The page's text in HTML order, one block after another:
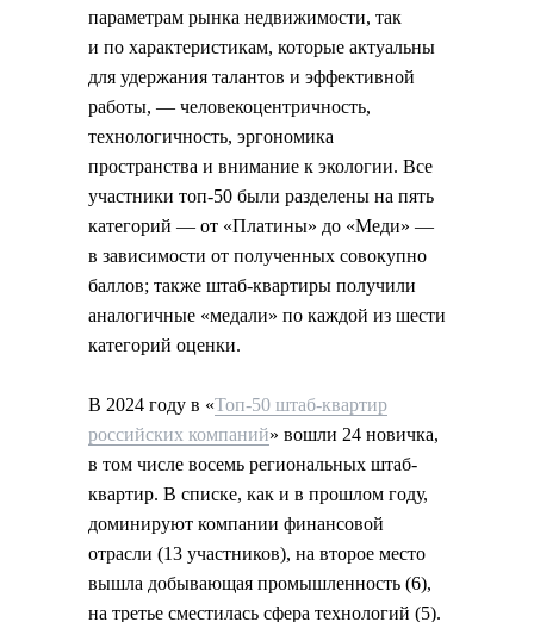
параметрам рынка недвижимости, так
и по характеристикам, которые актуальны
для удержания талантов и эффективной
работы, — человекоцентричность,
технологичность, эргономика
пространства и внимание к экологии. Все
участники топ-50 были разделены на пять
категорий — от «Платины» до «Меди» —
в зависимости от полученных совокупно
баллов; также штаб-квартиры получили
аналогичные «медали» по каждой из шести
категорий оценки.
В 2024 году в «Топ-50 штаб-квартир
российских компаний» вошли 24 новичка,
в том числе восемь региональных штаб-
квартир. В списке, как и в прошлом году,
доминируют компании финансовой
отрасли (13 участников), на второе место
вышла добывающая промышленность (6),
на третье сместилась сфера технологий (5).